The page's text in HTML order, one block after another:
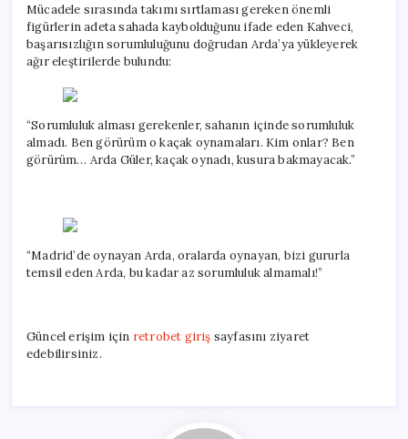
Mücadele sırasında takımı sırtlaması gereken önemli
figürlerin adeta sahada kaybolduğunu ifade eden Kahveci,
başarısızlığın sorumluluğunu doğrudan Arda’ya yükleyerek
ağır eleştirilerde bulundu:
“Sorumluluk alması gerekenler, sahanın içinde sorumluluk
almadı. Ben görürüm o kaçak oynamaları. Kim onlar? Ben
görürüm… Arda Güler, kaçak oynadı, kusura bakmayacak.”
“Madrid’de oynayan Arda, oralarda oynayan, bizi gururla
temsil eden Arda, bu kadar az sorumluluk almamalı!”
Güncel erişim için retrobet giriş sayfasını ziyaret
edebilirsiniz.